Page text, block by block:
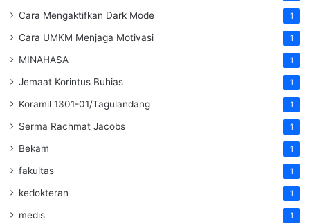
Cara Mengaktifkan Dark Mode 1
Cara UMKM Menjaga Motivasi 1
MINAHASA 1
Jemaat Korintus Buhias 1
Koramil 1301-01/Tagulandang 1
Serma Rachmat Jacobs 1
Bekam 1
fakultas 1
kedokteran 1
medis 1